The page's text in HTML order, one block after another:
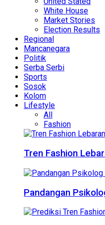
White House
Market Stories
Election Results
Regional
Mancanegara
Politik
Serba Serbi
Sports
Sosok
Kolom
Lifestyle
All
Fashion
Tren Fashion
Pandangan